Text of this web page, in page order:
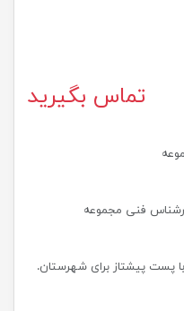
تماس بگیرید
پست پیشتاز برای شهرستان.